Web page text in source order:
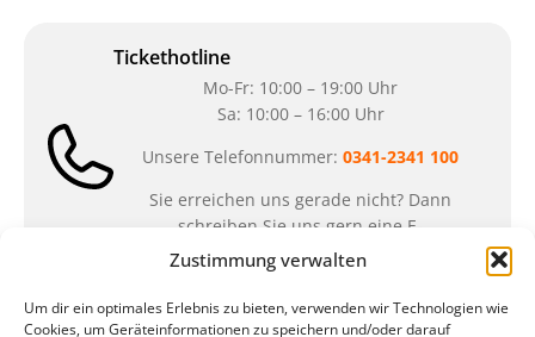
Zustimmung verwalten
Um dir ein optimales Erlebnis zu bieten, verwenden wir Technologien wie
Cookies, um Geräteinformationen zu speichern und/oder darauf
Tickethotline
Mo-Fr: 10:00 – 19:00 Uhr
Sa: 10:00 – 16:00 Uhr
Unsere Telefonnummer: 0341-2341 100
Sie erreichen uns gerade nicht? Dann
schreiben Sie uns gern eine E-
Mail:ticket@arena-ticket.com
Kassenöffnungszeiten